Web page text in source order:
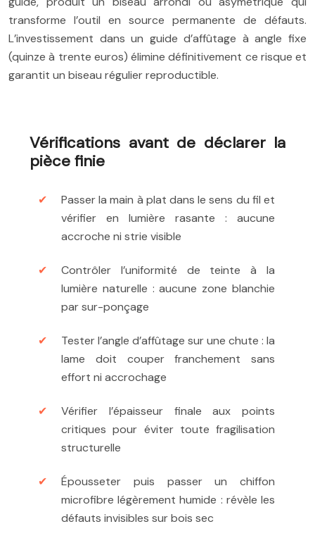
transforme l’outil en source permanente de défauts.
L’investissement dans un guide d’affûtage à angle fixe
(quinze à trente euros) élimine définitivement ce risque et
garantit un biseau régulier reproductible.
Vérifications avant de déclarer la
pièce finie
Passer la main à plat dans le sens du fil et
vérifier en lumière rasante : aucune
accroche ni strie visible
Contrôler l’uniformité de teinte à la
lumière naturelle : aucune zone blanchie
par sur-ponçage
Tester l’angle d’affûtage sur une chute : la
lame doit couper franchement sans
effort ni accrochage
Vérifier l’épaisseur finale aux points
critiques pour éviter toute fragilisation
structurelle
Épousseter puis passer un chiffon
microfibre légèrement humide : révèle les
défauts invisibles sur bois sec